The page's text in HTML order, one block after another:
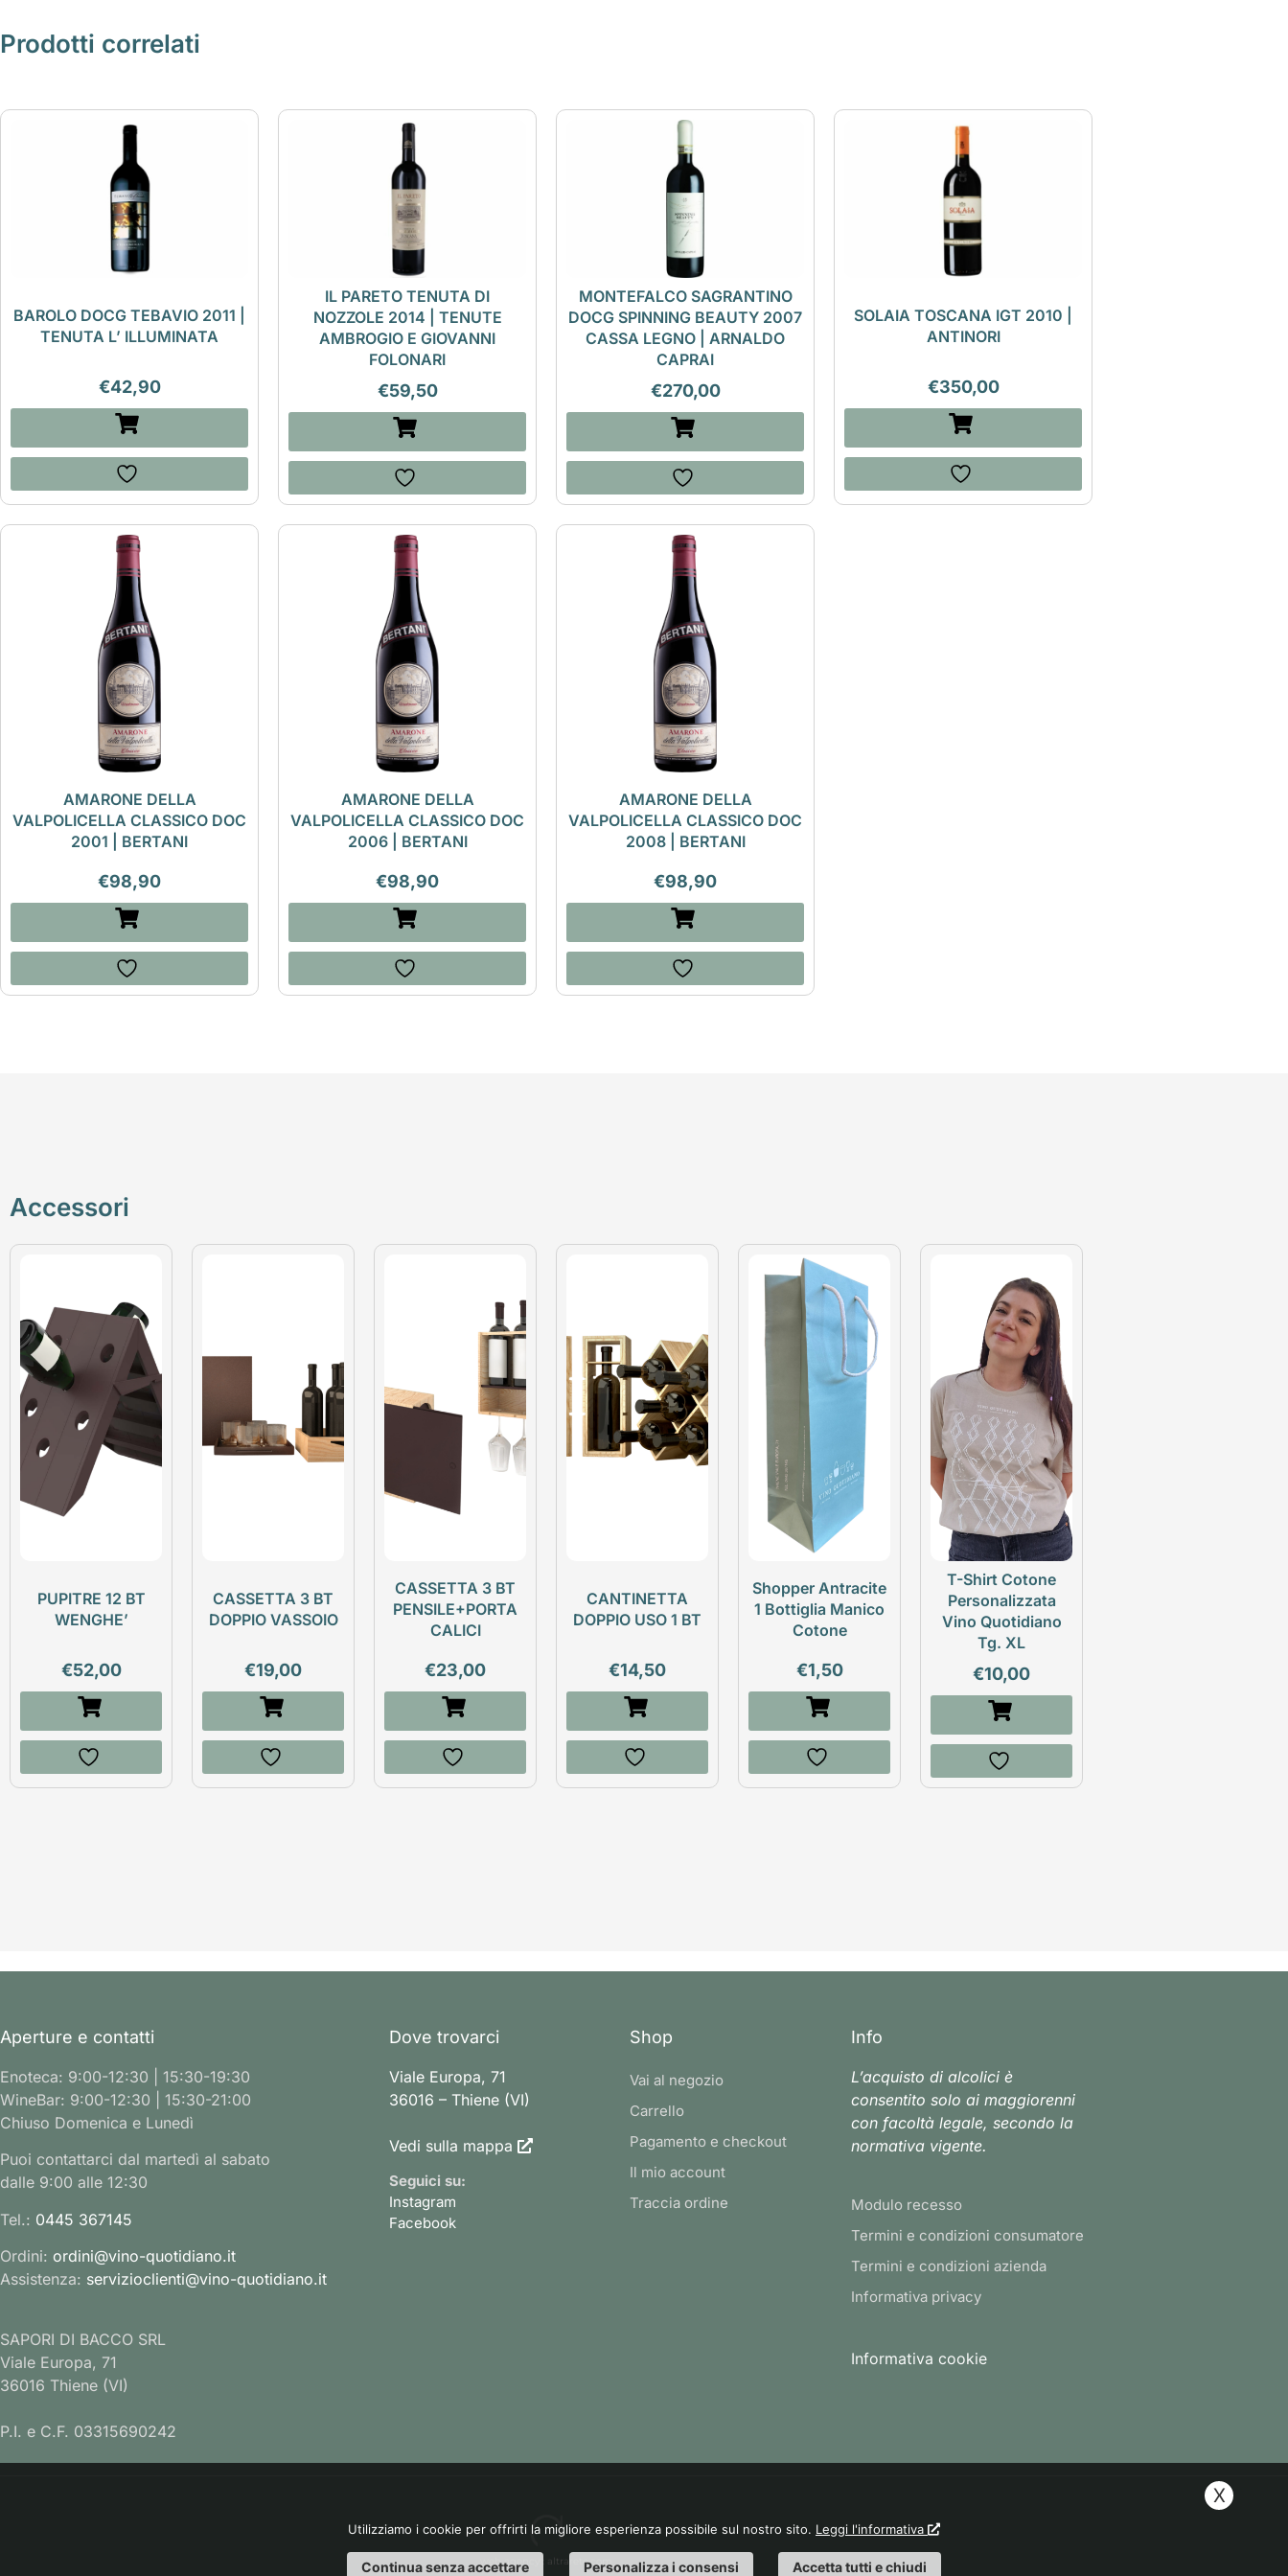
Prodotti correlati
BAROLO DOCG TEBAVIO 2011 |
TENUTA L’ ILLUMINATA
€42,90
IL PARETO TENUTA DI
NOZZOLE 2014 | TENUTE
AMBROGIO E GIOVANNI
FOLONARI
€59,50
MONTEFALCO SAGRANTINO
DOCG SPINNING BEAUTY 2007
CASSA LEGNO | ARNALDO
CAPRAI
€270,00
SOLAIA TOSCANA IGT 2010 |
ANTINORI
€350,00
AMARONE DELLA
VALPOLICELLA CLASSICO DOC
2001 | BERTANI
€98,90
AMARONE DELLA
VALPOLICELLA CLASSICO DOC
2006 | BERTANI
€98,90
AMARONE DELLA
VALPOLICELLA CLASSICO DOC
2008 | BERTANI
€98,90
Accessori
PUPITRE 12 BT
WENGHE’
€52,00
CASSETTA 3 BT
DOPPIO VASSOIO
€19,00
CASSETTA 3 BT
PENSILE+PORTA
CALICI
€23,00
CANTINETTA
DOPPIO USO 1 BT
€14,50
Shopper Antracite
1 Bottiglia Manico
Cotone
€1,50
T-Shirt Cotone
Personalizzata
Vino Quotidiano
Tg. XL
€10,00
Aperture e contatti
Enoteca: 9:00-12:30 | 15:30-19:30
WineBar: 9:00-12:30 | 15:30-21:00
Chiuso Domenica e Lunedì
Puoi contattarci dal martedì al sabato
dalle 9:00 alle 12:30
Tel.: 0445 367145
Ordini: ordini@vino-quotidiano.it
Assistenza: servizioclienti@vino-quotidiano.it
SAPORI DI BACCO SRL
Viale Europa, 71
36016 Thiene (VI)
P.I. e C.F. 03315690242
Dove trovarci
Viale Europa, 71
36016 – Thiene (VI)
Vedi sulla mappa
Seguici su:
Instagram
Facebook
Shop
Vai al negozio
Carrello
Pagamento e checkout
Il mio account
Traccia ordine
Info
L’acquisto di alcolici è
consentito solo ai maggiorenni
con facoltà legale, secondo la
normativa vigente.
Modulo recesso
Termini e condizioni consumatore
Termini e condizioni azienda
Informativa privacy
Informativa cookie
web agency : altrarete.com
X
Utilizziamo i cookie per offrirti la migliore esperienza possibile sul nostro sito. Leggi l'informativa
Continua senza accettare Personalizza i consensi Accetta tutti e chiudi